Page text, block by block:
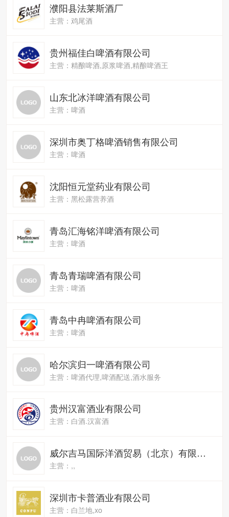
濮阳县法莱斯酒厂
主营：鸡尾酒
贵州福佳白啤酒有限公司
主营：精酿啤酒,原浆啤酒,精酿啤酒王
山东北冰洋啤酒有限公司
主营：啤酒
深圳市奥丁格啤酒销售有限公司
主营：啤酒
沈阳恒元堂药业有限公司
主营：黑松露营养酒
青岛汇海铭洋啤酒有限公司
主营：啤酒
青岛青瑞啤酒有限公司
主营：啤酒
青岛中冉啤酒有限公司
主营：啤酒
哈尔滨归一啤酒有限公司
主营：啤酒代理,啤酒配送,酒水服务
贵州汉富酒业有限公司
主营：白酒.汉富酒
威尔吉马国际洋酒贸易（北京）有限公司
主营：,,
深圳市卡普酒业有限公司
主营：白兰地,xo